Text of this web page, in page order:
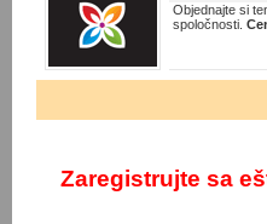
Objednajte si
spoločnosti.
Zaregistrujte sa